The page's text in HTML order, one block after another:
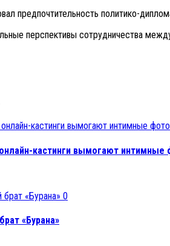
предпочтительность политико-
перспективы сотрудничества
кастинги вымогают интимные
0
«Бурана»